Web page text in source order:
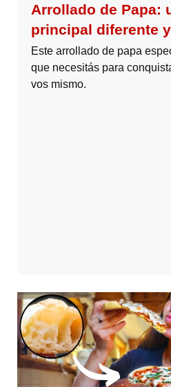
Arrollado de Papa:
principal diferente
Este arrollado de papa
que necesitás para
vos mismo.